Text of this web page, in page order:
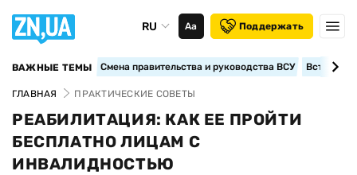
RU Аа Поддержать
ВАЖНЫЕ ТЕМЫ Смена правительства и руководства ВСУ
ГЛАВНАЯ ПРАКТИЧЕСКИЕ СОВЕТЫ
РЕАБИЛИТАЦИЯ: КАК ЕЕ ПРОЙТИ
БЕСПЛАТНО ЛИЦАМ С
ИНВАЛИДНОСТЬЮ